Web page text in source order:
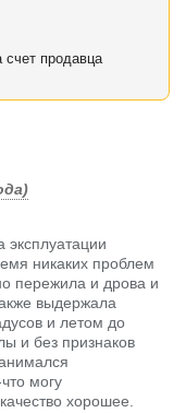
продавца
эксплуатации
никаких проблем
пережила и дрова и
выдержала
и летом до
и без признаков
могу
хорошее.